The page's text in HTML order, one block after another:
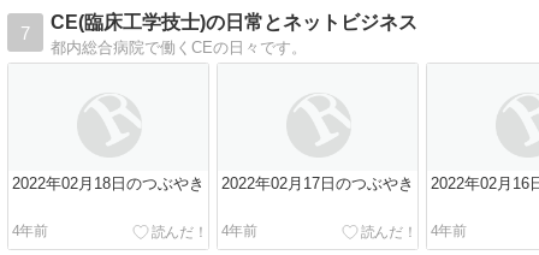
7
CE(臨床工学技士)の日常とネットビジネス
都内総合病院で働くCEの日々です。
2022年02月18日のつぶやき
4年前
2022年02月17日のつぶやき
4年前
2022年02月16
4年前